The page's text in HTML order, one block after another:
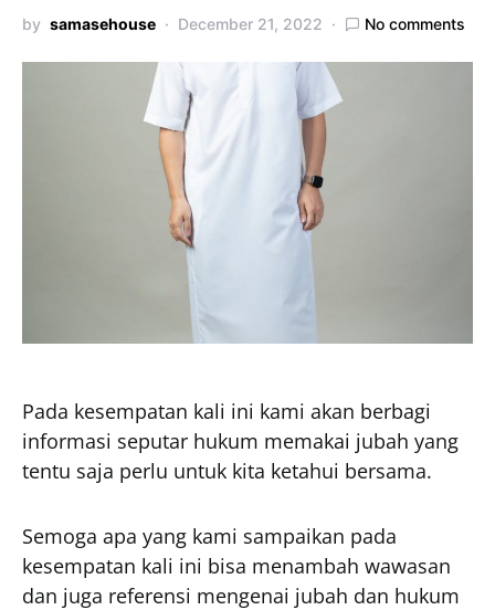
by samasehouse December 21, 2022 No comments
Pada kesempatan kali ini kami akan berbagi
informasi seputar hukum memakai jubah yang
tentu saja perlu untuk kita ketahui bersama.
Semoga apa yang kami sampaikan pada
kesempatan kali ini bisa menambah wawasan
dan juga referensi mengenai jubah dan hukum